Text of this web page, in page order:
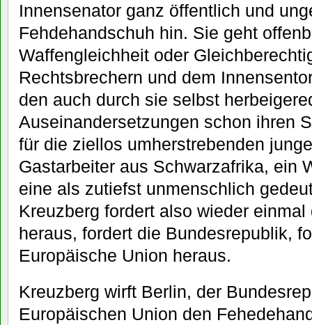
Innensenator ganz öffentlich und
Fehdehandschuh hin. Sie geht
Waffengleichheit oder
Rechtsbrechern und dem
den auch durch sie selbst
Auseinandersetzungen schon ihren
für die ziellos umherstrebenden
Gastarbeiter aus Schwarzafrika, ein
eine als zutiefst unmenschlich
Kreuzberg fordert also wieder
heraus, fordert die Bundesrepublik,
Europäische Union heraus.
Kreuzberg wirft Berlin, der
Europäischen Union den